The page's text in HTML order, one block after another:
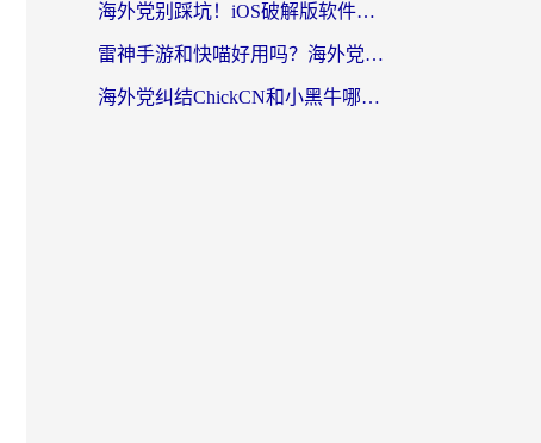
海外党别踩坑！iOS破解版软件不可靠？教你选对回国加速器无缝看国内资源
雷神手游和快喵好用吗？海外党亲测5款回国加速器，附斧牛Bling对比+微信视频号解决办法
海外党纠结ChickCN和小黑牛哪个好？一篇帮你选对回国加速器的实用指南